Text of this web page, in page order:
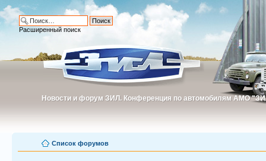
Новости и форум ЗИЛ. Конференция по автомобилям АМО
Новости и форум ЗИЛ. Конференция по автомобилям АМО
Расширенный поиск
Список форумов